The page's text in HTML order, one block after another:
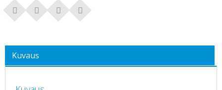
Kuvaus